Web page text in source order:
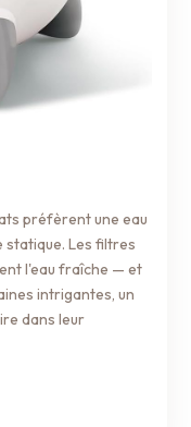
préfèrent une eau
Les filtres
l'eau fraîche — et
intrigantes, un
dans leur